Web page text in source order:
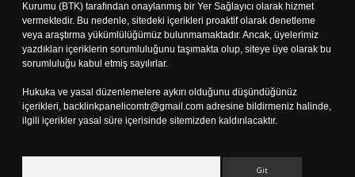
Kurumu (BTK) tarafından onaylanmış bir Yer Sağlayıcı olarak hizmet
vermektedir. Bu nedenle, sitedeki içerikleri proaktif olarak denetleme
veya araştırma yükümlülüğümüz bulunmamaktadır. Ancak, üyelerimiz
yazdıkları içeriklerin sorumluluğunu taşımakta olup, siteye üye olarak bu
sorumluluğu kabul etmiş sayılırlar.
Hukuka ve yasal düzenlemelere aykırı olduğunu düşündüğünüz
içerikleri, backlinkpanelicomtr@gmail.com adresine bildirmeniz halinde,
ilgili içerikler yasal süre içerisinde sitemizden kaldırılacaktır.